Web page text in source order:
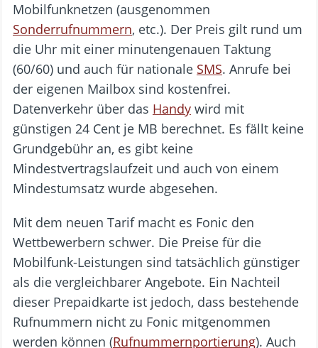
Mobilfunknetzen (ausgenommen
Sonderrufnummern, etc.). Der Preis gilt rund um
die Uhr mit einer minutengenauen Taktung
(60/60) und auch für nationale SMS. Anrufe bei
der eigenen Mailbox sind kostenfrei.
Datenverkehr über das Handy wird mit
günstigen 24 Cent je MB berechnet. Es fällt keine
Grundgebühr an, es gibt keine
Mindestvertragslaufzeit und auch von einem
Mindestumsatz wurde abgesehen.
Mit dem neuen Tarif macht es Fonic den
Wettbewerbern schwer. Die Preise für die
Mobilfunk-Leistungen sind tatsächlich günstiger
als die vergleichbarer Angebote. Ein Nachteil
dieser Prepaidkarte ist jedoch, dass bestehende
Rufnummern nicht zu Fonic mitgenommen
werden können (Rufnummernportierung). Auch